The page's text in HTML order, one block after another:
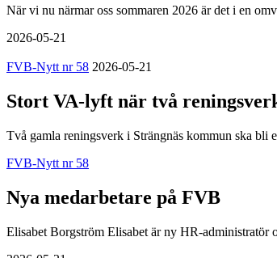
När vi nu närmar oss sommaren 2026 är det i en
2026-05-21
FVB-Nytt nr 58 2026-05-21
Stort VA-lyft när två
Två gamla reningsverk i Strängnäs kommun ska
FVB-Nytt nr 58
Nya medarbetare på FVB
Elisabet Borgström Elisabet är ny HR-administratör